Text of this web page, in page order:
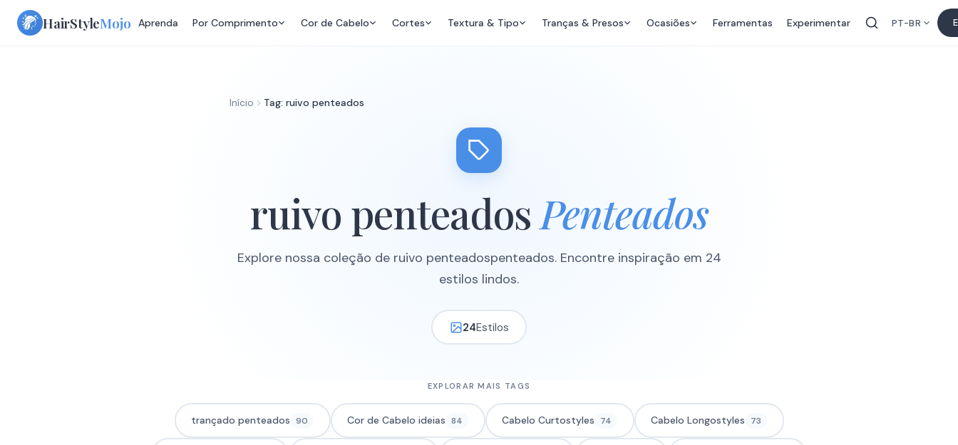
Skip
HairStyleMojo Aprenda Por Comprimento Cor de Cabelo Cortes Textura & Tipo Tranças & Presos Ocasiões Ferramentas Experimentar PT-BR
Início Tag: ruivo penteados
ruivo penteadosPenteados
Explore nossa coleção de ruivo penteadospenteados. Encontre inspiração em 24
estilos lindos.
24Estilos
EXPLORAR MAIS TAGS
trançado penteados 90 Cor de Cabelo ideias 84 Cabelo Curtostyles 74 Cabelo Longostyles 73